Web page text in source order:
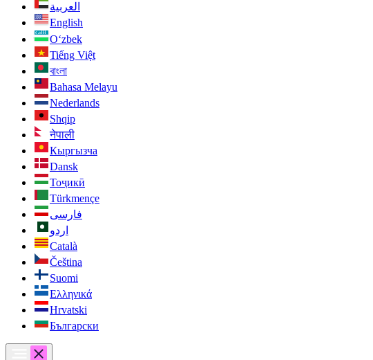
العربية
English
O‘zbek
Tiếng Việt
বাংলা
Bahasa Melayu
Nederlands
Shqip
नेपाली
Кыргызча
Dansk
Тоҷикӣ
Türkmençe
فارسی
اردو
Català
Čeština
Suomi
Ελληνικά
Hrvatski
Български